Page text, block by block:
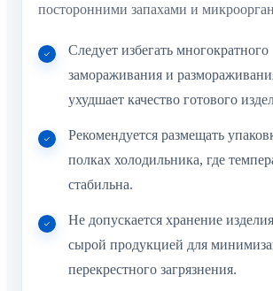
посторонними запахами и
Следует избегать многократного
замораживания и
ухудшает качество готового
Рекомендуется размещать
полках холодильника, где
стабильна.
Не допускается хранение
сырой продукцией для
перекрестного загрязнения.